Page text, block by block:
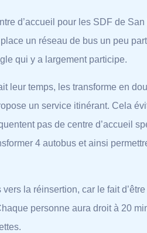
d’accueil pour les SDF de
un réseau de bus un peu
qui y a largement participe.
leur temps, les transforme en
un service itinérant. Cela
pas de centre d’accueil
4 autobus et ainsi
la réinsertion, car le fait
personne aura droit à 20